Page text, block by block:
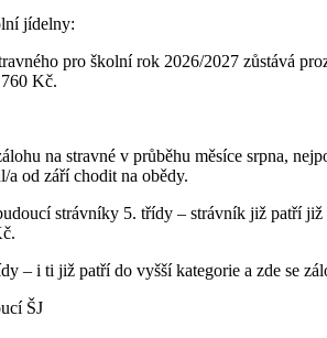
jídelny:
pro školní rok 2026/2027 zůstává
Kč.
na stravné v průběhu měsíce srpna,
a od září chodit na obědy.
strávníky 5. třídy – strávník již patří již
– i ti již patří do vyšší kategorie a zde se
ŠJ